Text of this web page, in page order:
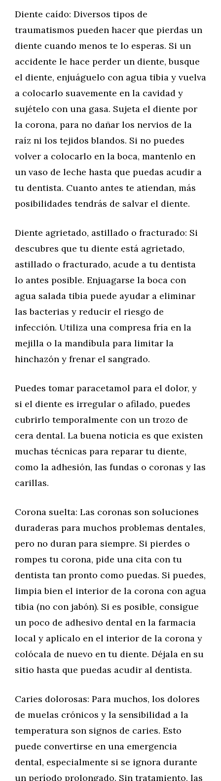
Diente caído: Diversos tipos de
traumatismos pueden hacer que pierdas un
diente cuando menos te lo esperas. Si un
accidente le hace perder un diente, busque
el diente, enjuáguelo con agua tibia y vuelva
a colocarlo suavemente en la cavidad y
sujételo con una gasa. Sujeta el diente por
la corona, para no dañar los nervios de la
raíz ni los tejidos blandos. Si no puedes
volver a colocarlo en la boca, mantenlo en
un vaso de leche hasta que puedas acudir a
tu dentista. Cuanto antes te atiendan, más
posibilidades tendrás de salvar el diente.
Diente agrietado, astillado o fracturado: Si
descubres que tu diente está agrietado,
astillado o fracturado, acude a tu dentista
lo antes posible. Enjuagarse la boca con
agua salada tibia puede ayudar a eliminar
las bacterias y reducir el riesgo de
infección. Utiliza una compresa fría en la
mejilla o la mandíbula para limitar la
hinchazón y frenar el sangrado.
Puedes tomar paracetamol para el dolor, y
si el diente es irregular o afilado, puedes
cubrirlo temporalmente con un trozo de
cera dental. La buena noticia es que existen
muchas técnicas para reparar tu diente,
como la adhesión, las fundas o coronas y las
carillas.
Corona suelta: Las coronas son soluciones
duraderas para muchos problemas dentales,
pero no duran para siempre. Si pierdes o
rompes tu corona, pide una cita con tu
dentista tan pronto como puedas. Si puedes,
limpia bien el interior de la corona con agua
tibia (no con jabón). Si es posible, consigue
un poco de adhesivo dental en la farmacia
local y aplícalo en el interior de la corona y
colócala de nuevo en tu diente. Déjala en su
sitio hasta que puedas acudir al dentista.
Caries dolorosas: Para muchos, los dolores
de muelas crónicos y la sensibilidad a la
temperatura son signos de caries. Esto
puede convertirse en una emergencia
dental, especialmente si se ignora durante
un período prolongado. Sin tratamiento, las